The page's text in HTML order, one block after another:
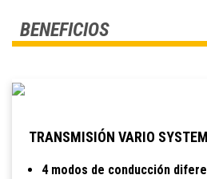
BENEFICIOS
TRANSMISIÓN VARIO SYSTEM
4 modos de conducción